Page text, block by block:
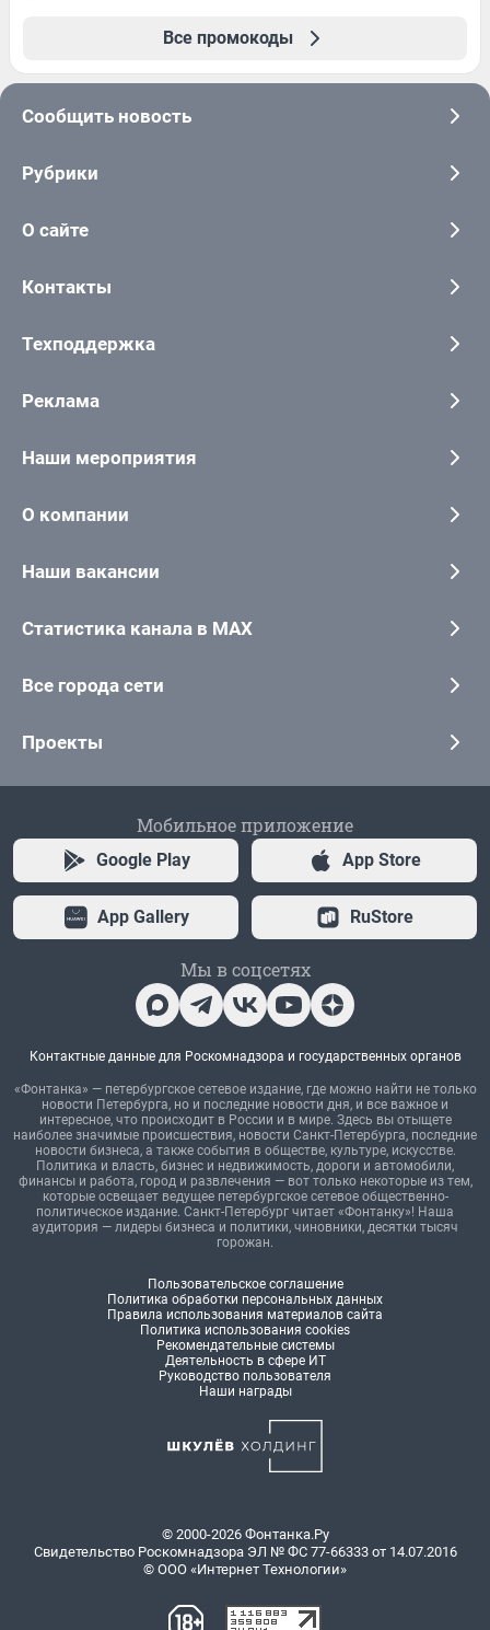
Все промокоды
Сообщить новость
Рубрики
О сайте
Контакты
Техподдержка
Реклама
Наши мероприятия
О компании
Наши вакансии
Статистика канала в MAX
Все города сети
Проекты
Мобильное приложение
Google Play App Store
App Gallery RuStore
Мы в соцсетях
Контактные данные для Роскомнадзора и государственных органов
«Фонтанка» — петербургское сетевое издание, где можно найти не только
новости Петербурга, но и последние новости дня, и все важное и
интересное, что происходит в России и в мире. Здесь вы отыщете
наиболее значимые происшествия, новости Санкт-Петербурга, последние
новости бизнеса, а также события в обществе, культуре, искусстве.
Политика и власть, бизнес и недвижимость, дороги и автомобили,
финансы и работа, город и развлечения — вот только некоторые из тем,
которые освещает ведущее петербургское сетевое общественно-
политическое издание. Санкт-Петербург читает «Фонтанку»! Наша
аудитория — лидеры бизнеса и политики, чиновники, десятки тысяч
горожан.
Пользовательское соглашение
Политика обработки персональных данных
Правила использования материалов сайта
Политика использования cookies
Рекомендательные системы
Деятельность в сфере ИТ
Руководство пользователя
Наши награды
© 2000-2026 Фонтанка.Ру
Свидетельство Роскомнадзора ЭЛ № ФС 77-66333 от 14.07.2016
© ООО «Интернет Технологии»